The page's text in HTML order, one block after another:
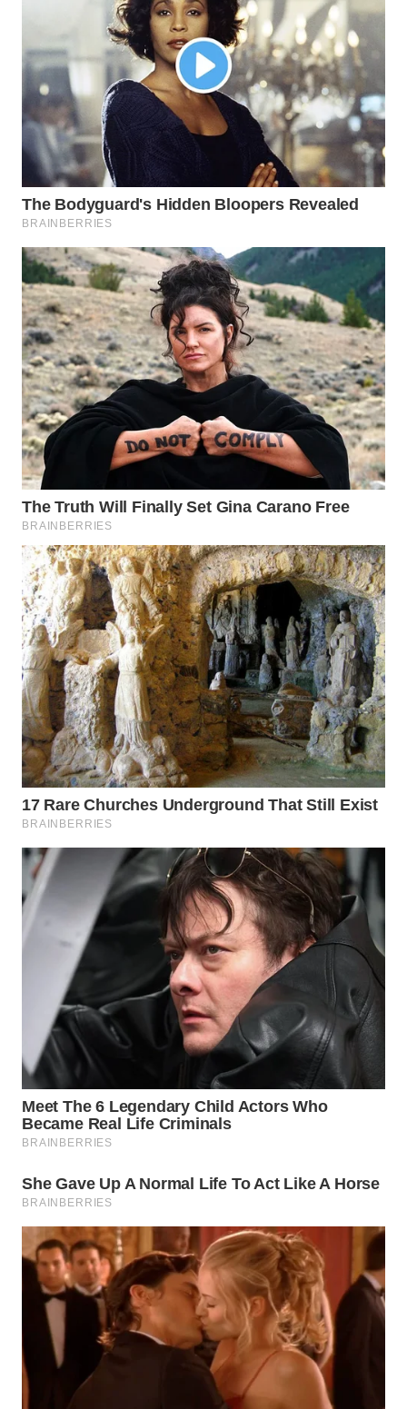
WN
INDRAMAYU
WN
KUNINGAN
WN
MAJALENGKA
SUBANG
WN
SUKABUMI
WN
PURWAKARTA
PRIANGAN
WN
SEMARANG
WN
SOLO
WN
BOROBUDUR
WN
MADURA
SURABAYA
WN
NATUNA
BINTAN
WN
MANDALIKA
WN
LIKUPANG
WN
LABUANBAJO
WN
Wahana
Media
WAHANA
NEWS